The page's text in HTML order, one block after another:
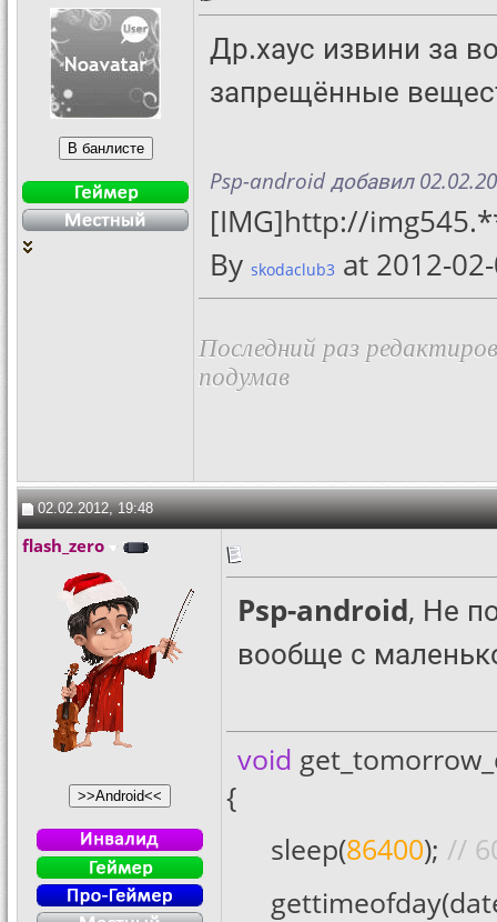
Др.хаус извини за
запрещённые
Psp-android добавил
[IMG]http://
By skodaclub3 at 2012-
Последний раз
подумав
02.02.2012, 19:48
flash_zero
Psp-android, Не
вообще с
void
{
sleep(86400); //